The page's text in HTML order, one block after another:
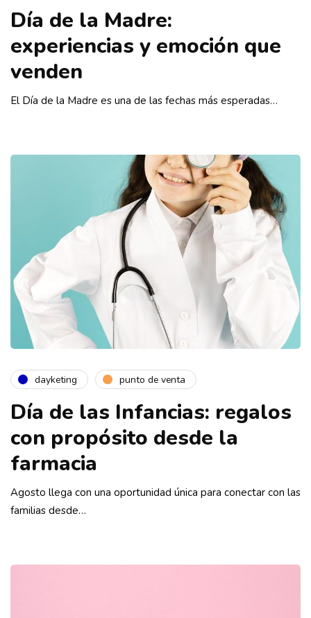
Día de la Madre:
experiencias y emoción que
venden
El Día de la Madre es una de las fechas más esperadas…
dayketing punto de venta
Día de las Infancias: regalos
con propósito desde la
farmacia
Agosto llega con una oportunidad única para conectar con las
familias desde…